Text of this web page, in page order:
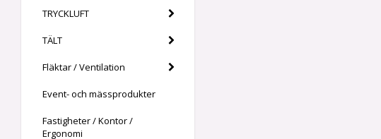
TRYCKLUFT
TÄLT
Fläktar / Ventilation
Event- och mässprodukter
Fastigheter / Kontor /
Ergonomi